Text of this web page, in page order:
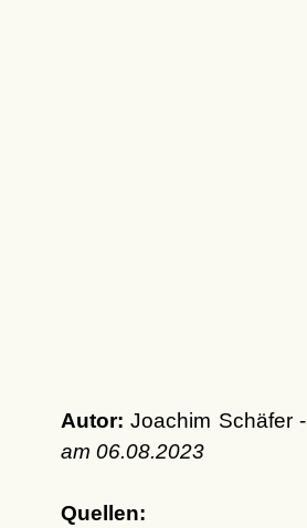
Autor: Joachim Schäfer -
am 06.08.2023
Quellen: